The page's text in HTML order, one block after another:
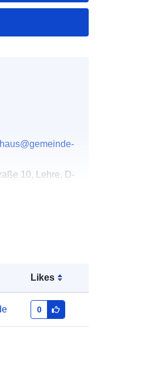
Likes
0
10, Lehre, D-